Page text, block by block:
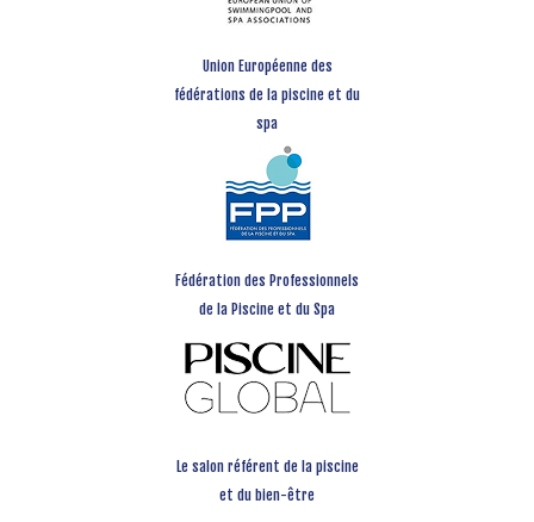
Union Européenne des
fédérations de la piscine et du
spa
Fédération des Professionnels
de la Piscine et du Spa
Le salon référent de la piscine
et du bien-être